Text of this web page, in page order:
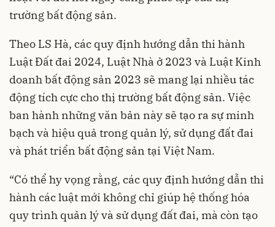
trường bất động sản.
Theo LS Hà, các quy định hướng dẫn thi hành
Luật Đất đai 2024, Luật Nhà ở 2023 và Luật Kinh
doanh bất động sản 2023 sẽ mang lại nhiều tác
động tích cực cho thị trường bất động sản. Việc
ban hành những văn bản này sẽ tạo ra sự minh
bạch và hiệu quả trong quản lý, sử dụng đất đai
và phát triển bất động sản tại Việt Nam.
“Có thể hy vọng rằng, các quy định hướng dẫn thi
hành các luật mới không chỉ giúp hệ thống hóa
quy trình quản lý và sử dụng đất đai, mà còn tạo